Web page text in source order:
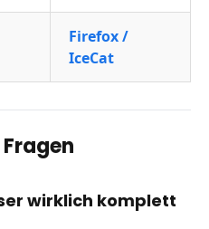
Firefox /
IceCat
wirklich komplett